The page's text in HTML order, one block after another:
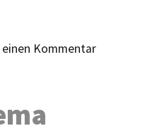
einen Kommentar